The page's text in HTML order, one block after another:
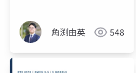
角渕由英 548